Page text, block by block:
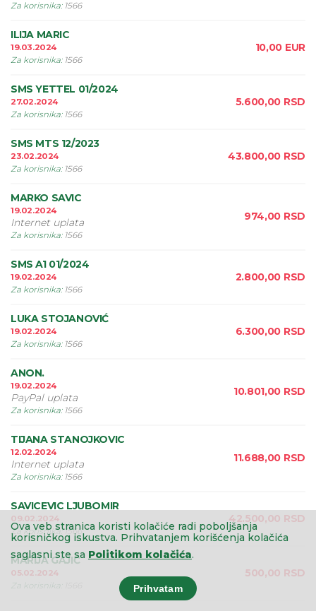
Za korisnika: 1566
ILIJA MARIC
19.03.2024
Za korisnika: 1566
10,00 EUR
SMS YETTEL 01/2024
27.02.2024
Za korisnika: 1566
5.600,00 RSD
SMS MTS 12/2023
23.02.2024
Za korisnika: 1566
43.800,00 RSD
MARKO SAVIC
19.02.2024
Internet uplata
Za korisnika: 1566
974,00 RSD
SMS A1 01/2024
19.02.2024
Za korisnika: 1566
2.800,00 RSD
LUKA STOJANOVIĆ
19.02.2024
Za korisnika: 1566
6.300,00 RSD
ANON.
19.02.2024
PayPal uplata
Za korisnika: 1566
10.801,00 RSD
TIJANA STANOJKOVIC
12.02.2024
Internet uplata
Za korisnika: 1566
11.688,00 RSD
SAVICEVIC LJUBOMIR
09.02.2024
Za korisnika:1566
42.500,00 RSD
MARIJA GAJIĆ
05.02.2024
Za korisnika
500,00 RSD
Ova veb stranica koristi kolačiće radi poboljšanja
korisničkog iskustva. Prihvatanjem korišćenja kolačića
saglasni ste sa Politikom kolačića.
Prihvatam